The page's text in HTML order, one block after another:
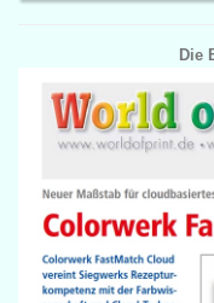
Die